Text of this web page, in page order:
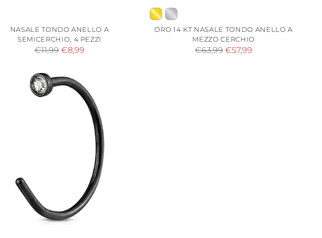
NASALE TONDO ANELLO A
SEMICERCHIO, 4 PEZZI
Prezzo
listino
€11,99 €8,99
ORO 14 KT NASALE TONDO ANELLO A
MEZZO CERCHIO
Prezzo
€63,99 €57,99